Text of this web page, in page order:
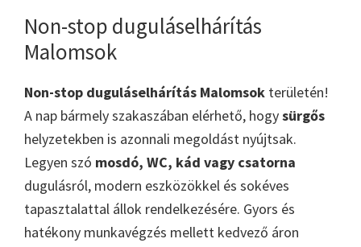
Non-stop duguláselhárítás
Malomsok
Non-stop duguláselhárítás Malomsok területén!
A nap bármely szakaszában elérhető, hogysürgős
helyzetekben is azonnali megoldást nyújtsak.
Legyen szó mosdó, WC, kád vagy csatorna
dugulásról, modern eszközökkel és sokéves
tapasztalattal állok rendelkezésére. Gyors és
hatékony munkavégzés mellett kedvező áron